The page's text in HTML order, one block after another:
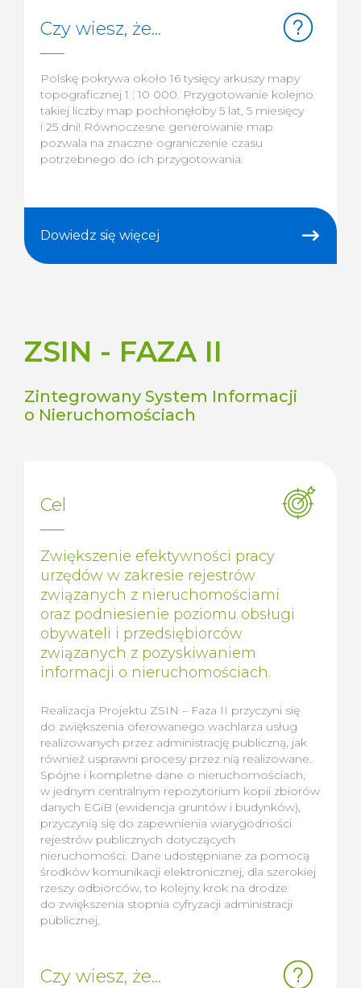
Czy wiesz, że...
Polskę pokrywa około 16 tysięcy arkuszy mapy
topograficznej 1 : 10 000. Przygotowanie kolejno
takiej liczby map pochłonęłoby 5 lat, 5 miesięcy
i 25 dni! Równoczesne generowanie map
pozwala na znaczne ograniczenie czasu
potrzebnego do ich przygotowania.
Dowiedz się więcej
ZSIN - FAZA II
Zintegrowany System Informacji
o Nieruchomościach
Cel
Zwiększenie efektywności pracy
urzędów w zakresie rejestrów
związanych z nieruchomościami
oraz podniesienie poziomu obsługi
obywateli i przedsiębiorców
związanych z pozyskiwaniem
informacji o nieruchomościach.
Realizacja Projektu ZSIN – Faza II przyczyni się
do zwiększenia oferowanego wachlarza usług
realizowanych przez administrację publiczną, jak
również usprawni procesy przez nią realizowane.
Spójne i kompletne dane o nieruchomościach,
w jednym centralnym repozytorium kopii zbiorów
danych EGiB (ewidencja gruntów i budynków),
przyczynią się do zapewnienia wiarygodności
rejestrów publicznych dotyczących
nieruchomości. Dane udostępniane za pomocą
środków komunikacji elektronicznej, dla szerokiej
rzeszy odbiorców, to kolejny krok na drodze
do zwiększenia stopnia cyfryzacji administracji
publicznej.
Czy wiesz, że...